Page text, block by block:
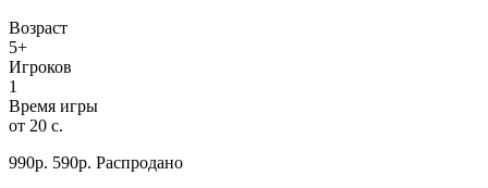
Возраст
5+
Игроков
1
Время игры
от 20 с.
990р. 590р. Распродано